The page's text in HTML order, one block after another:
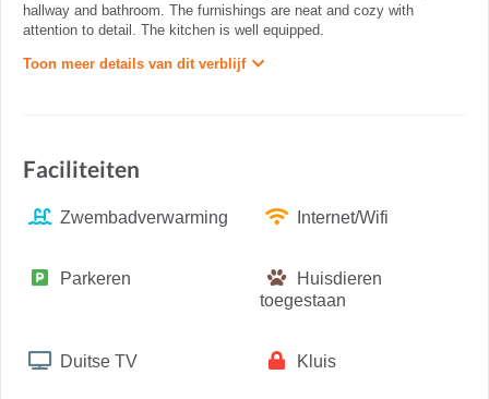
hallway and bathroom. The furnishings are neat and cozy with
attention to detail. The kitchen is well equipped.
Toon meer details van dit verblijf
Faciliteiten
Zwembadverwarming Internet/Wifi
Parkeren
Huisdieren
toegestaan
Duitse TV Kluis